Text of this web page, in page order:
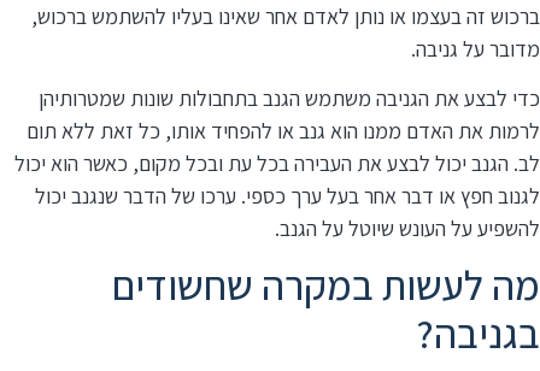
ברכוש זה בעצמו או נותן לאדם אחר שאינו בעליו להשתמש ברכוש,
מדובר על גניבה.
כדי לבצע את הגניבה משתמש הגנב בתחבולות שונות שמטרותיהן
לרמות את האדם ממנו הוא גנב או להפחיד אותו, כל זאת ללא תום
לב. הגנב יכול לבצע את העבירה בכל עת ובכל מקום, כאשר הוא יכול
לגנוב חפץ או דבר אחר בעל ערך כספי. ערכו של הדבר שנגנב יכול
להשפיע על העונש שיוטל על הגנב.
מה לעשות במקרה שחשודים
בגניבה?